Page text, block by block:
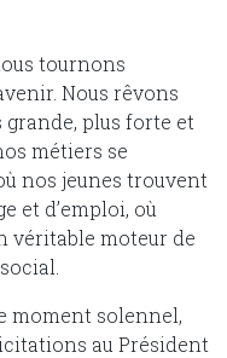
tournons
Nous rêvons
grande, plus forte et
métiers se
nos jeunes trouvent
et d’emploi, où
véritable moteur de
moment solennel,
au Président